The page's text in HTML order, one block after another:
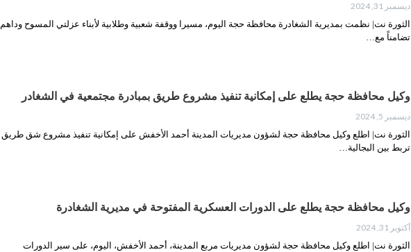
ديسمبر 31, 2024
الثورة نت| نظمت بمديرية الشغادرة محافظة حجة اليوم، مسيرا ووقفة شعبية وطلابية لأبناء عزلتي المسوح وداهم
تضامناً مع…
وكيل محافظة حجة يطلع على إمكانية تنفيذ مشروع طريق بمبادرة مجتمعية في الشغادر
ديسمبر 5, 2024
الثورة نت| اطلع وكيل محافظة حجة لشؤون مديريات المدينة أحمد الأخفش على إمكانية تنفيذ مشروع شق طريق
تربط بين البجالية…
وكيل محافظة حجة يطلع على الدورات العسكرية المفتوحة في مديرية الشغادرة
أكتوبر 31, 2024
الثورة نت| اطلع وكيل محافظة حجة لشؤون مديريات مربع المدينة، أحمد الأخفش، اليوم، على سير الدورات